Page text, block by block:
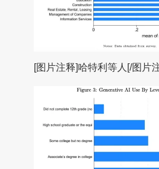
[图片注释]哈特利等人[/图片